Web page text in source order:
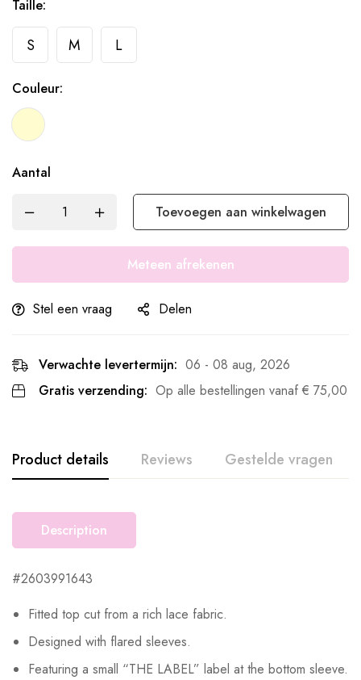
Taille:
S M L
Couleur:
Aantal
Toevoegen aan winkelwagen
Meteen afrekenen
Stel een vraag Delen
Verwachte levertermijn: 06 - 08 aug, 2026
Gratis verzending: Op alle bestellingen vanaf € 75,00
Product details Reviews Gestelde vragen
Description
#2603991643
Fitted top cut from a rich lace fabric.
Designed with flared sleeves.
Featuring a small “THE LABEL” label at the bottom sleeve.